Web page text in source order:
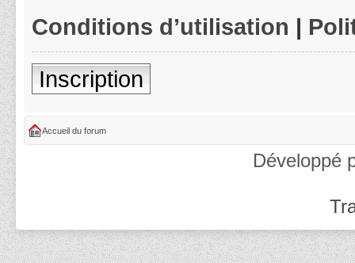
Conditions d’utilisation |
Inscription
Accueil du forum
Développé